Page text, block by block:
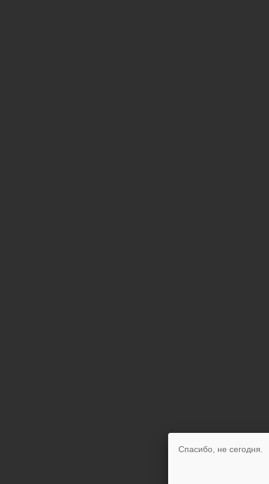
Спасибо, не сегодня.